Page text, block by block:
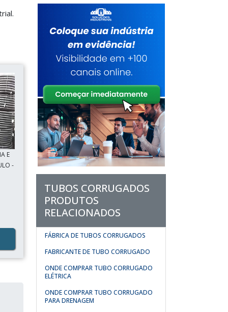
E
-
TUBOS CORRUGADOS
PRODUTOS
RELACIONADOS
FÁBRICA DE TUBOS CORRUGADOS
FABRICANTE DE TUBO CORRUGADO
ONDE COMPRAR TUBO CORRUGADO
ELÉTRICA
ONDE COMPRAR TUBO CORRUGADO
PARA DRENAGEM